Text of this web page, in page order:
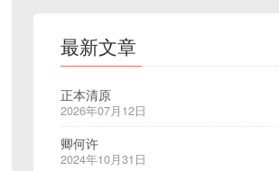
最新文章
正本清原
2026年07月12日
卿何许
2024年10月31日